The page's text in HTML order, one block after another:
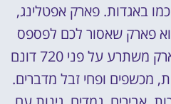
באגדות. פארק אפטלינג,
פארק שאסור לכם לפספס
בטיול שלכם בהולנד. הפארק משתרע על פני 720 דונם
מכשפים ופחי זבל מדברים.